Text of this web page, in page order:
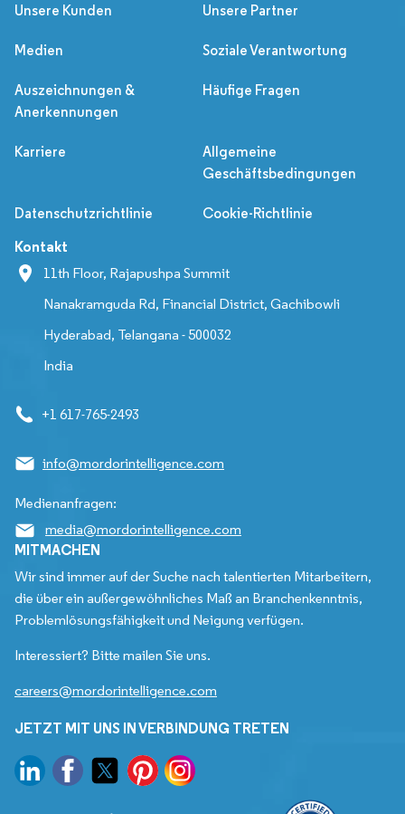
Unsere Kunden Unsere Partner
Medien Soziale Verantwortung
Auszeichnungen &
Anerkennungen
Häufige Fragen
Karriere
Allgemeine
Geschäftsbedingungen
Datenschutzrichtlinie Cookie-Richtlinie
Kontakt
11th Floor, Rajapushpa Summit
Nanakramguda Rd, Financial District, Gachibowli
Hyderabad, Telangana - 500032
India
+1 617-765-2493
info@mordorintelligence.com
Medienanfragen:
media@mordorintelligence.com
MITMACHEN
Wir sind immer auf der Suche nach talentierten Mitarbeitern,
die über ein außergewöhnliches Maß an Branchenkenntnis,
Problemlösungsfähigkeit und Neigung verfügen.
Interessiert? Bitte mailen Sie uns.
careers@mordorintelligence.com
JETZT MIT UNS IN VERBINDUNG TRETEN